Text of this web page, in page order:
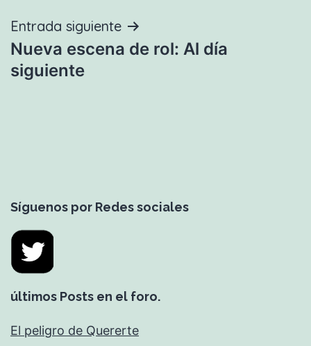
Entrada siguiente
Nueva escena de rol: Al día
siguiente
Síguenos por Redes sociales
últimos Posts en el foro.
El peligro de Quererte